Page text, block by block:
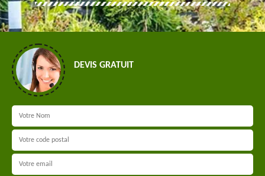
DEVIS GRATUIT